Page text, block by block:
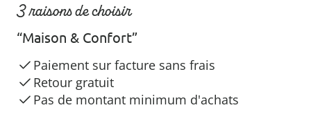
3 raisons de choisir
“Maison & Confort”
Paiement sur facture sans frais
Retour gratuit
Pas de montant minimum d'achats